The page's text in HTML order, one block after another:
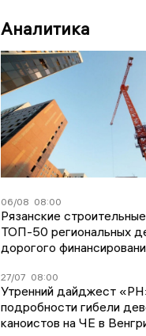
Аналитика
06/08 08:00
Рязанские
ТОП-50 региональных
дорогого
27/07 08:00
Утренний дайджест
подробности гибели
каноистов на ЧЕ в